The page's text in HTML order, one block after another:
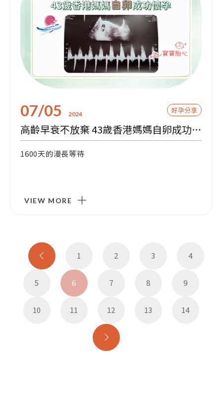
07/05 2024 好孕分享
高齡早衰不放棄 43歲香港媽媽自卵成功懷孕
1600天的漫長等待
VIEW MORE
1 2 3 4
5 6 7 8 9
10 11 12 13 14